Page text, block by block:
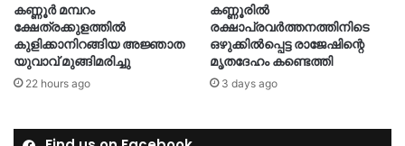
കണ്ണൂർ മമ്പറം
ക്ഷേത്രക്കുളത്തിൽ
കുളിക്കാനിറങ്ങിയ അജ്ഞാത
യുവാവ് മുങ്ങിമരിച്ചു
22 hours ago
കണ്ണൂരിൽ
രക്ഷാപ്രവർത്തനത്തിനിടെ
ഒഴുക്കിൽപ്പെട്ട രാജേഷിന്റെ
മൃതദേഹം കണ്ടെത്തി
3 days ago